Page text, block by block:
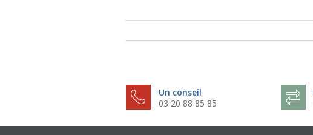
Un conseil
03 20 88 85 85